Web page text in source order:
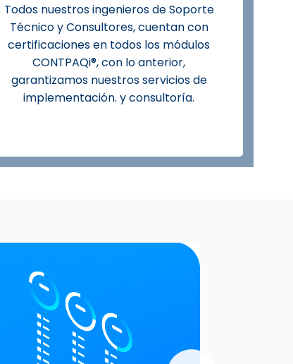
Todos nuestros ingenieros de Soporte
Técnico y Consultores, cuentan con
certificaciones en todos los módulos
CONTPAQi®, con lo anterior,
garantizamos nuestros servicios de
implementación. y consultoría.